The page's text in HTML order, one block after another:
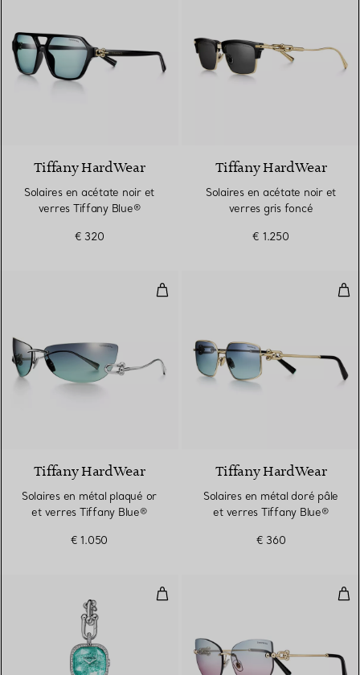
Tiffany HardWear
Solaires en acétate noir et
verres Tiffany Blue®
€ 320
Tiffany HardWear
Solaires en acétate noir et
verres gris foncé
€ 1.250
Solaires en métal plaqué or et
Tiffany HardWear
Solaires en métal plaqué or
et verres Tiffany Blue®
€ 1.050
Tiffany HardWear
Solaires en métal doré pâle
et verres Tiffany Blue®
€ 360
Montre en argent 925